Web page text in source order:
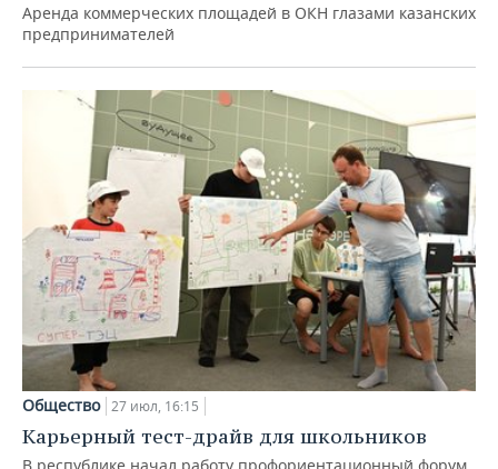
Аренда коммерческих площадей в ОКН глазами казанских
предпринимателей
Общество 27 июл, 16:15
Карьерный тест-драйв для школьников